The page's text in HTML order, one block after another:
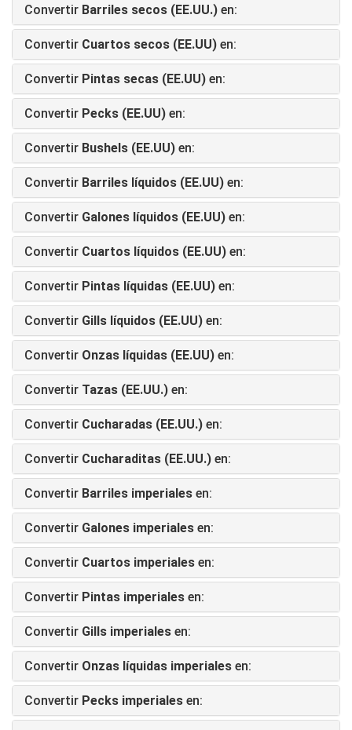
Convertir Barriles secos (EE.UU.) en:
Convertir Cuartos secos (EE.UU) en:
Convertir Pintas secas (EE.UU) en:
Convertir Pecks (EE.UU) en:
Convertir Bushels (EE.UU) en:
Convertir Barriles líquidos (EE.UU) en:
Convertir Galones líquidos (EE.UU) en:
Convertir Cuartos líquidos (EE.UU) en:
Convertir Pintas líquidas (EE.UU) en:
Convertir Gills líquidos (EE.UU) en:
Convertir Onzas líquidas (EE.UU) en:
Convertir Tazas (EE.UU.) en:
Convertir Cucharadas (EE.UU.) en:
Convertir Cucharaditas (EE.UU.) en:
Convertir Barriles imperiales en:
Convertir Galones imperiales en:
Convertir Cuartos imperiales en:
Convertir Pintas imperiales en:
Convertir Gills imperiales en:
Convertir Onzas líquidas imperiales en:
Convertir Pecks imperiales en: